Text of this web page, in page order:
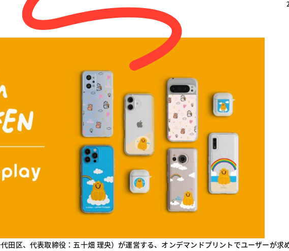
田区、代表取締役：五十畑 理央）が運営する、オンデマンドプリントでユーザーが求